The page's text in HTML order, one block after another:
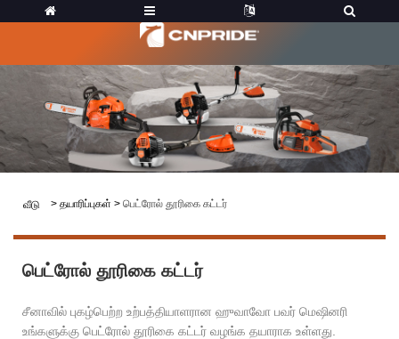
வீடு > தயாரிப்புகள் > பெட்ரோல் தூரிகை கட்டர்
பெட்ரோல் தூரிகை கட்டர்
சீனாவில் புகழ்பெற்ற உற்பத்தியாளரான ஹுவாவோ பவர் மெஷினரி
உங்களுக்கு பெட்ரோல் தூரிகை கட்டர் வழங்க தயாராக உள்ளது.